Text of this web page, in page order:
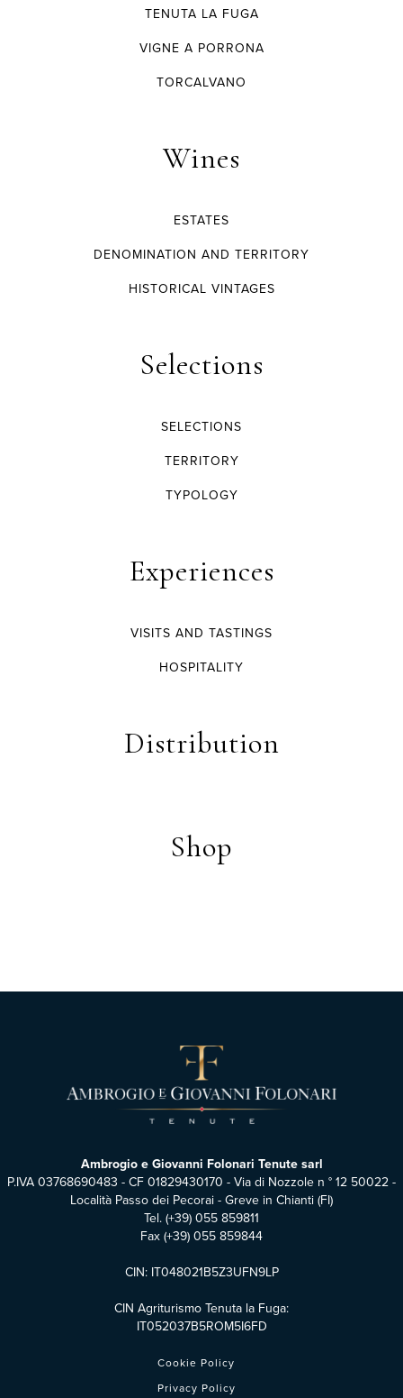
TENUTA LA FUGA
VIGNE A PORRONA
TORCALVANO
Wines
ESTATES
DENOMINATION AND TERRITORY
HISTORICAL VINTAGES
Selections
SELECTIONS
TERRITORY
TYPOLOGY
Experiences
VISITS AND TASTINGS
HOSPITALITY
Distribution
Shop
Cookie Policy
Privacy Policy
Ambrogio e Giovanni Folonari Tenute sarl
P.IVA 03768690483 - CF 01829430170 - Via di Nozzole n ° 12 50022 -
Località Passo dei Pecorai - Greve in Chianti (FI)
Tel.(+39) 055 859811
Fax (+39) 055 859844
CIN: IT048021B5Z3UFN9LP
CIN Agriturismo Tenuta la Fuga:
IT052037B5ROM5I6FD